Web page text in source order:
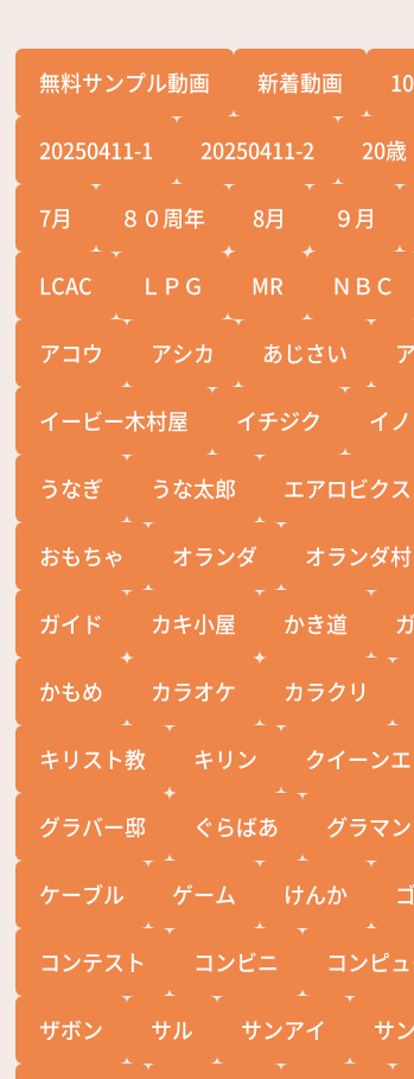
無料サンプル動画 新着動画
20250411-1 20250411-2 20歳
7月 ８０周年 8月 ９月
LCAC ＬＰＧ MR ＮＢＣ
アコウ アシカ あじさい
イービー木村屋 イチジク イ
うなぎ うな太郎 エアロビクス
おもちゃ オランダ オランダ村
ガイド カキ小屋 かき道
かもめ カラオケ カラクリ
キリスト教 キリン クイーン
グラバー邸 ぐらばあ グラマン
ケーブル ゲーム けんか
コンテスト コンビニ コンピ
ザボン サル サンアイ サ